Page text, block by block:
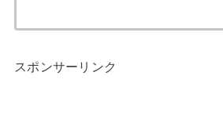
スポンサーリンク